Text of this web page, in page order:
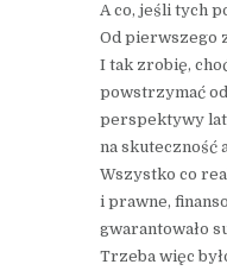
A co, jeśli tych
Od pierwszego
I tak zrobię,
powstrzymać
perspektywy lat
na skuteczność
Wszystko co
i prawne,
gwarantowało
Trzeba więc